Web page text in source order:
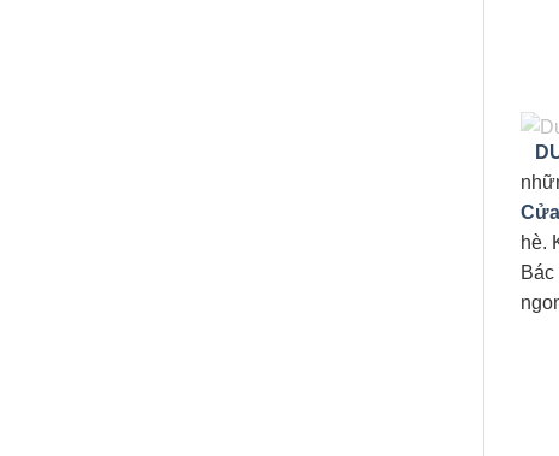
hè.